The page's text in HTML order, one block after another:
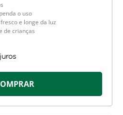
o uso
e longe da luz
de crianças